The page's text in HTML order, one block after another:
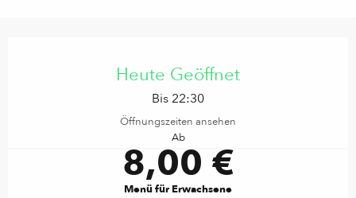
Heute Geöffnet
Bis 22:30
Öffnungszeiten ansehen
Ab
8,00 €
Menü für Erwachsene